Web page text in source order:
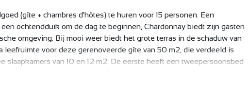
(gîte + chambres d'hôtes) te huren voor 15 personen. Een
ochtendduik om de dag te beginnen, Chardonnay biedt zijn gasten
omgeving. Bij mooi weer biedt het grote terras in de schaduw van
leefruimte voor deze gerenoveerde gîte van 50 m2, die verdeeld is
slaapkamers van 10 en 12 m2. De eerste heeft een tweepersoonsbed
en een zitkamer, evenals een badkamer en een apart toilet. De gîte